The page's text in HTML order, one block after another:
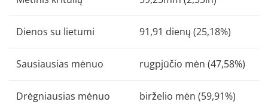
Dienos su lietumi 91,91 dienų (25,18%)
Sausiausias mėnuo rugpjūčio mėn (47,58%)
Drėgniausias mėnuo birželio mėn (59,91%)